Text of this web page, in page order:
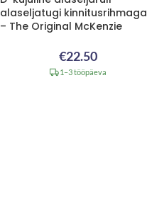
alaseljatugi kinnitusrihmaga
– The Original McKenzie
€22.50
1–3 tööpäeva